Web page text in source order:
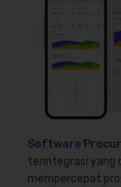
Software
terintegrasi yang
mempercepat